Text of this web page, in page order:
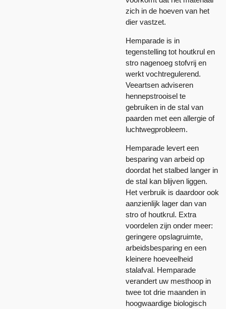
zich in de hoeven van het
dier vastzet.
Hemparade is in
tegenstelling tot houtkrul en
stro nagenoeg stofvrij en
werkt vochtregulerend.
Veeartsen adviseren
hennepstrooisel te
gebruiken in de stal van
paarden met een allergie of
luchtwegprobleem.
Hemparade levert een
besparing van arbeid op
doordat het stalbed langer in
de stal kan blijven liggen.
Het verbruik is daardoor ook
aanzienlijk lager dan van
stro of houtkrul. Extra
voordelen zijn onder meer:
geringere opslagruimte,
arbeidsbesparing en een
kleinere hoeveelheid
stalafval. Hemparade
verandert uw mesthoop in
twee tot drie maanden in
hoogwaardige biologisch